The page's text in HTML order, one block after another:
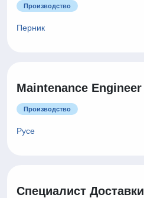
Производство
Перник
Maintenance Engineer
Производство
Русе
Специалист Доставки